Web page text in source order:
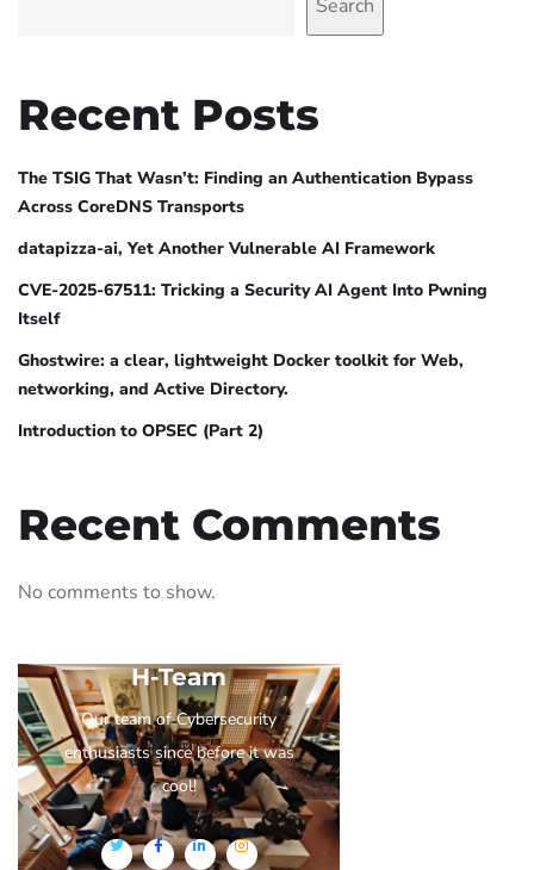
Search
Recent Posts
The TSIG That Wasn’t: Finding an Authentication Bypass
Across CoreDNS Transports
datapizza-ai, Yet Another Vulnerable AI Framework
CVE-2025-67511: Tricking a Security AI Agent Into Pwning
Itself
Ghostwire: a clear, lightweight Docker toolkit for Web,
networking, and Active Directory.
Introduction to OPSEC (Part 2)
Recent Comments
No comments to show.
H-Team
Our team of Cybersecurity
enthusiasts since before it was
cool!